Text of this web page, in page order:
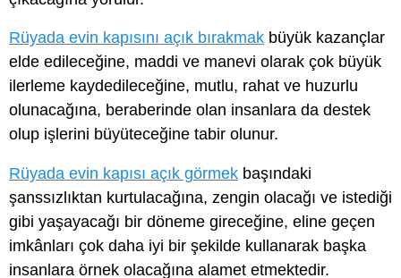
Rüyada evin kapısını açık bırakmak büyük kazançlar
elde edileceğine, maddi ve manevi olarak çok büyük
ilerleme kaydedileceğine, mutlu, rahat ve huzurlu
olunacağına, beraberinde olan insanlara da destek
olup işlerini büyüteceğine tabir olunur.
Rüyada evin kapısı açık görmek başındaki
şanssızlıktan kurtulacağına, zengin olacağı ve istediği
gibi yaşayacağı bir döneme gireceğine, eline geçen
imkânları çok daha iyi bir şekilde kullanarak başka
insanlara örnek olacağına alamet etmektedir.